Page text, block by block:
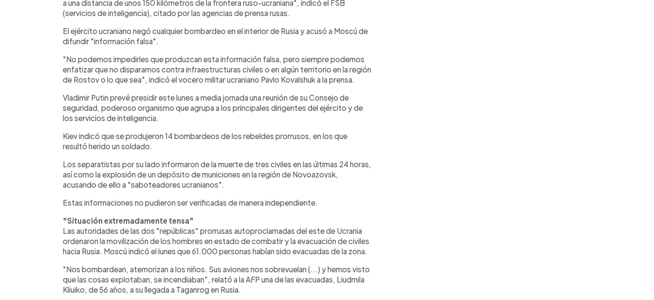
a una distancia de unos 150 kilómetros de la frontera ruso-ucraniana", indicó el FSB
(servicios de inteligencia), citado por las agencias de prensa rusas.
El ejército ucraniano negó cualquier bombardeo en el interior de Rusia y acusó a Moscú de
difundir "información falsa".
"No podemos impedirles que produzcan esta información falsa, pero siempre podemos
enfatizar que no disparamos contra infraestructuras civiles o en algún territorio en la región
de Rostov o lo que sea", indicó el vocero militar ucraniano Pavlo Kovalshuk a la prensa.
Vladimir Putin prevé presidir este lunes a media jornada una reunión de su Consejo de
seguridad, poderoso organismo que agrupa a los principales dirigentes del ejército y de
los servicios de inteligencia.
Kiev indicó que se produjeron 14 bombardeos de los rebeldes prorrusos, en los que
resultó herido un soldado.
Los separatistas por su lado informaron de la muerte de tres civiles en las últimas 24 horas,
así como la explosión de un depósito de municiones en la región de Novoazovsk,
acusando de ello a "saboteadores ucranianos".
Estas informaciones no pudieron ser verificadas de manera independiente.
"Situación extremadamente tensa"
Las autoridades de las dos "repúblicas" prorrusas autoproclamadas del este de Ucrania
ordenaron la movilización de los hombres en estado de combatir y la evacuación de civiles
hacia Rusia. Moscú indicó el lunes que 61.000 personas habían sido evacuadas de la zona.
"Nos bombardean, atemorizan a los niños. Sus aviones nos sobrevuelan (...) y hemos visto
que las cosas explotaban, se incendiaban", relató a la AFP una de las evacuadas, Liudmila
Kliuiko, de 56 años, a su llegada a Taganrog en Rusia.